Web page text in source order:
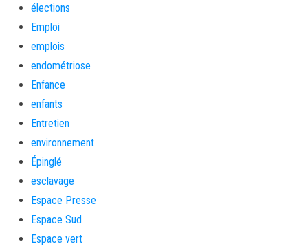
élections
Emploi
emplois
endométriose
Enfance
enfants
Entretien
environnement
Épinglé
esclavage
Espace Presse
Espace Sud
Espace vert